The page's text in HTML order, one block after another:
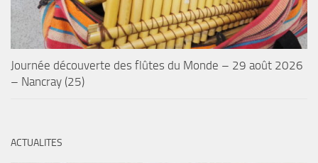
Journée découverte des flûtes du Monde – 29 août 2026
– Nancray (25)
ACTUALITES